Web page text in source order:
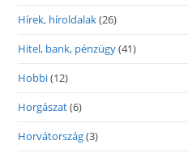
Hírek, híroldalak(26)
Hitel, bank, pénzügy(41)
Hobbi(12)
Horgászat(6)
Horvátország(3)